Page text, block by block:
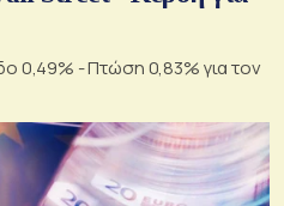
0,49% - Πτώση 0,83% για τον